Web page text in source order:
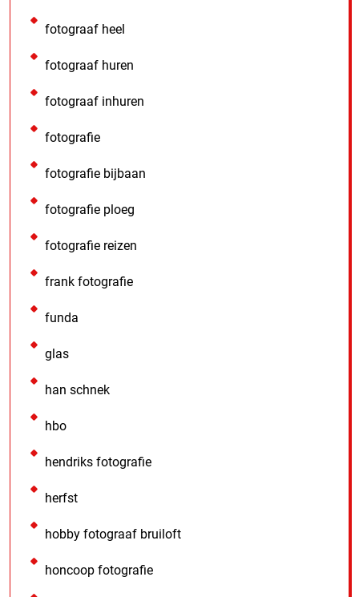
fotograaf heel
fotograaf huren
fotograaf inhuren
fotografie
fotografie bijbaan
fotografie ploeg
fotografie reizen
frank fotografie
funda
glas
han schnek
hbo
hendriks fotografie
herfst
hobby fotograaf bruiloft
honcoop fotografie